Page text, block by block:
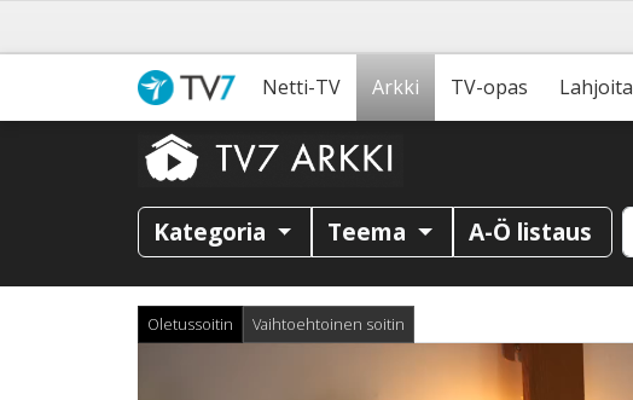
Netti-TV Arkki TV-opas Lahjoita
Kategoria Teema A-Ö listaus
Oletussoitin Vaihtoehtoinen soitin